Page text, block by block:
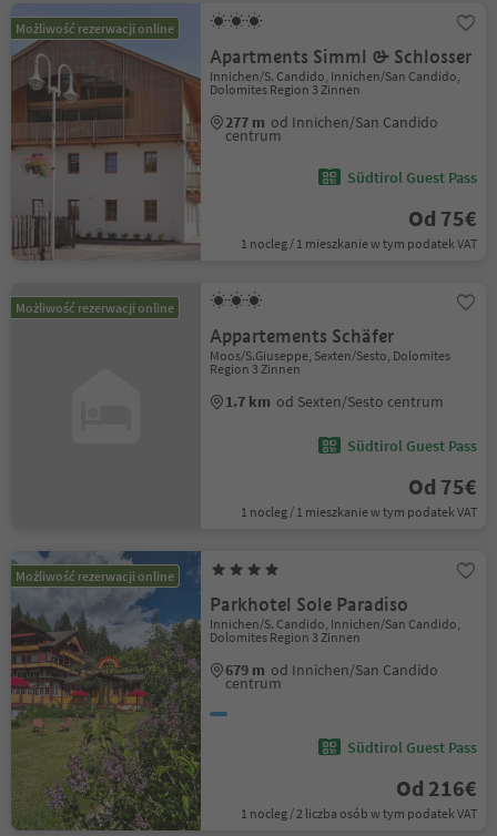
Możliwość rezerwacji online
Apartments Simml & Schlosser
Innichen/S. Candido, Innichen/San Candido,
Dolomites Region 3 Zinnen
277 m od Innichen/San Candido
centrum
Südtirol Guest Pass
Od 75€
1 nocleg / 1 mieszkanie w tym podatek VAT
Możliwość rezerwacji online
Appartements Schäfer
Moos/S.Giuseppe, Sexten/Sesto, Dolomites
Region 3 Zinnen
1.7 km od Sexten/Sesto centrum
Südtirol Guest Pass
Od 75€
1 nocleg / 1 mieszkanie w tym podatek VAT
Możliwość rezerwacji online
Parkhotel Sole Paradiso
Innichen/S. Candido, Innichen/San Candido,
Dolomites Region 3 Zinnen
679 m od Innichen/San Candido
centrum
Südtirol Guest Pass
Od 216€
1 nocleg / 2 liczba osób w tym podatek VAT